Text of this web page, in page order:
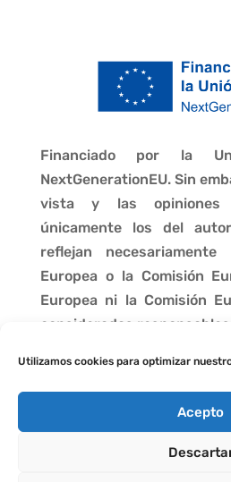
Utilizamos cookies para optimizar
Acepto
Financiado por la
NextGenerationEU. Sin
vista y las opiniones
únicamente los del
reflejan
Europea o la Comisión
Europea ni la Comisión
consideradas responsables